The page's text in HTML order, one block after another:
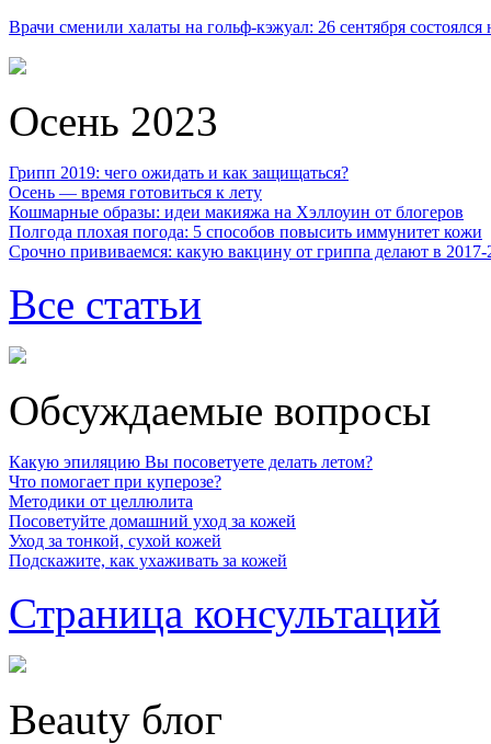
Врачи сменили халаты на гольф-кэжуал: 26 сентября
Осень 2023
Грипп 2019: чего ожидать и как защищаться?
Осень — время готовиться к лету
Кошмарные образы: идеи макияжа на Хэллоуин от блогеров
Полгода плохая погода: 5 способов повысить иммунитет кожи
Срочно прививаемся: какую вакцину от гриппа делают в 2017-
Все статьи
Обсуждаемые вопросы
Какую эпиляцию Вы посоветуете делать летом?
Что помогает при куперозе?
Методики от целлюлита
Посоветуйте домашний уход за кожей
Уход за тонкой, сухой кожей
Подскажите, как ухаживать за кожей
Страница консультаций
Beauty блог